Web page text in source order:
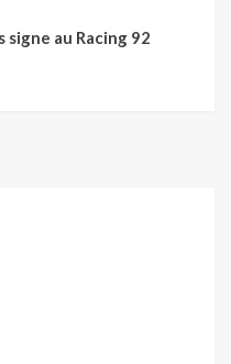
signe au Racing 92